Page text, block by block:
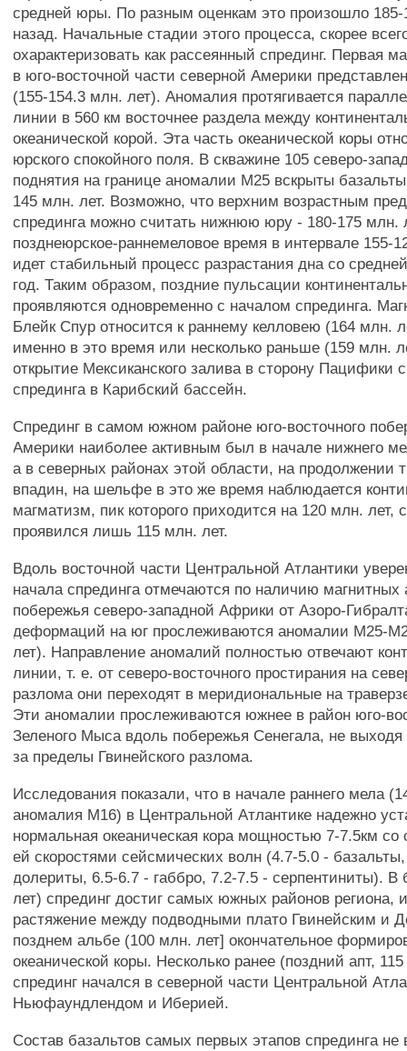
средней юры. По разным оценкам это произошло
назад. Начальные стадии этого процесса, скорее
охарактеризовать как рассеянный спрединг. Первая
в юго-восточной части северной Америки
(155-154.3 млн. лет). Аномалия протягивается
линии в 560 км восточнее раздела между
океанической корой. Эта часть океанической коры
юрского спокойного поля. В скважине 105 северо-
поднятия на границе аномалии М25 вскрыты
145 млн. лет. Возможно, что верхним возрастным
спрединга можно считать нижнюю юру - 180-175 млн.
позднеюрское-раннемеловое время в интервале 155-
идет стабильный процесс разрастания дна со
год. Таким образом, поздние пульсации
проявляются одновременно с началом спрединга.
Блейк Спур относится к раннему келловею (164 млн.
именно в это время или несколько раньше (159 млн.
открытие Мексиканского залива в сторону Пацифики
спрединга в Карибский бассейн.
Спрединг в самом южном районе юго-восточного
Америки наиболее активным был в начале нижнего
а в северных районах этой области, на продолжении
впадин, на шельфе в это же время наблюдается
магматизм, пик которого приходится на 120 млн. лет,
проявился лишь 115 млн. лет.
Вдоль восточной части Центральной Атлантики
начала спрединга отмечаются по наличию
побережья северо-западной Африки от Азоро-
деформаций на юг прослеживаются аномалии М25-
лет). Направление аномалий полностью отвечают
линии, т. е. от северо-восточного простирания на
разлома они переходят в меридиональные на
Эти аномалии прослеживаются южнее в район юго-
Зеленого Мыса вдоль побережья Сенегала, не
за пределы Гвинейского разлома.
Исследования показали, что в начале раннего мела
аномалия М16) в Центральной Атлантике надежно
нормальная океаническая кора мощностью 7-7.5км
ей скоростями сейсмических волн (4.7-5.0 -
долериты, 6.5-6.7 - габбро, 7.2-7.5 - серпентиниты).
лет) спрединг достиг самых южных районов региона,
растяжение между подводными плато Гвинейским и
позднем альбе (100 млн. лет] окончательное
океанической коры. Несколько ранее (поздний апт,
спрединг начался в северной части Центральной
Ньюфаундлендом и Иберией.
Состав базальтов самых первых этапов спрединга не